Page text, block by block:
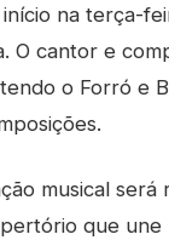
na terça-
O cantor e
o Forró e
musical será
que une